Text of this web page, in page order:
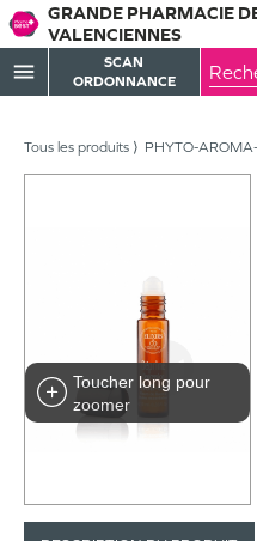
GRANDE PHARMACIE
VALENCIENNES
menu
SCAN
ORDONNANCE
Tous les produits PHYTO-
Toucher long pour
zoomer